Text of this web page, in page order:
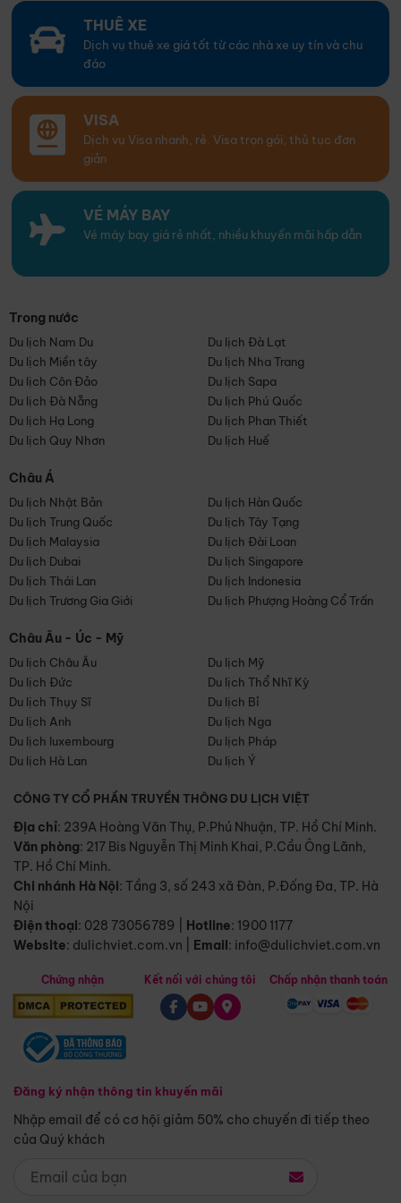
THUÊ XE
Dịch vụ thuê xe giá tốt từ các nhà xe uy tín và chu
đáo
VISA
Dịch vụ Visa nhanh, rẻ. Visa trọn gói, thủ tục đơn
giản
VÉ MÁY BAY
Vé máy bay giá rẻ nhất, nhiều khuyến mãi hấp dẫn
Trong nước
Du lịch Nam Du
Du lịch Đà Lạt
Du lịch Miền tây
Du lịch Nha Trang
Du lịch Côn Đảo
Du lịch Sapa
Du lịch Đà Nẵng
Du lịch Phú Quốc
Du lịch Hạ Long
Du lịch Phan Thiết
Du lịch Quy Nhơn
Du lịch Huế
Châu Á
Du lịch Nhật Bản
Du lịch Hàn Quốc
Du lịch Trung Quốc
Du lịch Tây Tạng
Du lịch Malaysia
Du lịch Đài Loan
Du lịch Dubai
Du lịch Singapore
Du lịch Thái Lan
Du lịch Indonesia
Du lịch Trương Gia Giới
Du lịch Phượng Hoàng Cổ Trấn
Châu Âu - Úc - Mỹ
Du lịch Châu Âu
Du lịch Mỹ
Du lịch Đức
Du lịch Thổ Nhĩ Kỳ
Du lịch Thụy Sĩ
Du lịch Bỉ
Du lịch Anh
Du lịch Nga
Du lịch luxembourg
Du lịch Pháp
Du lịch Hà Lan
Du lịch Ý
CÔNG TY CỔ PHẦN TRUYỀN THÔNG DU LỊCH VIỆT
Địa chỉ: 239A Hoàng Văn Thụ, P.Phú Nhuận, TP. Hồ Chí Minh.
Văn phòng: 217 Bis Nguyễn Thị Minh Khai, P.Cầu Ông Lãnh,
TP. Hồ Chí Minh.
Chi nhánh Hà Nội: Tầng 3, số 243 xã Đàn, P.Đống Đa, TP. Hà
Nội
Điện thoại: 028 73056789 Hotline: 1900 1177
Website: dulichviet.com.vn Email: info@dulichviet.com.vn
Chứng nhận
Đăng ký nhận thông tin khuyến mãi
Nhập email để có cơ hội giảm 50% cho chuyến đi tiếp theo
của Quý khách
Kết nối với chúng tôi Chấp nhận thanh toán